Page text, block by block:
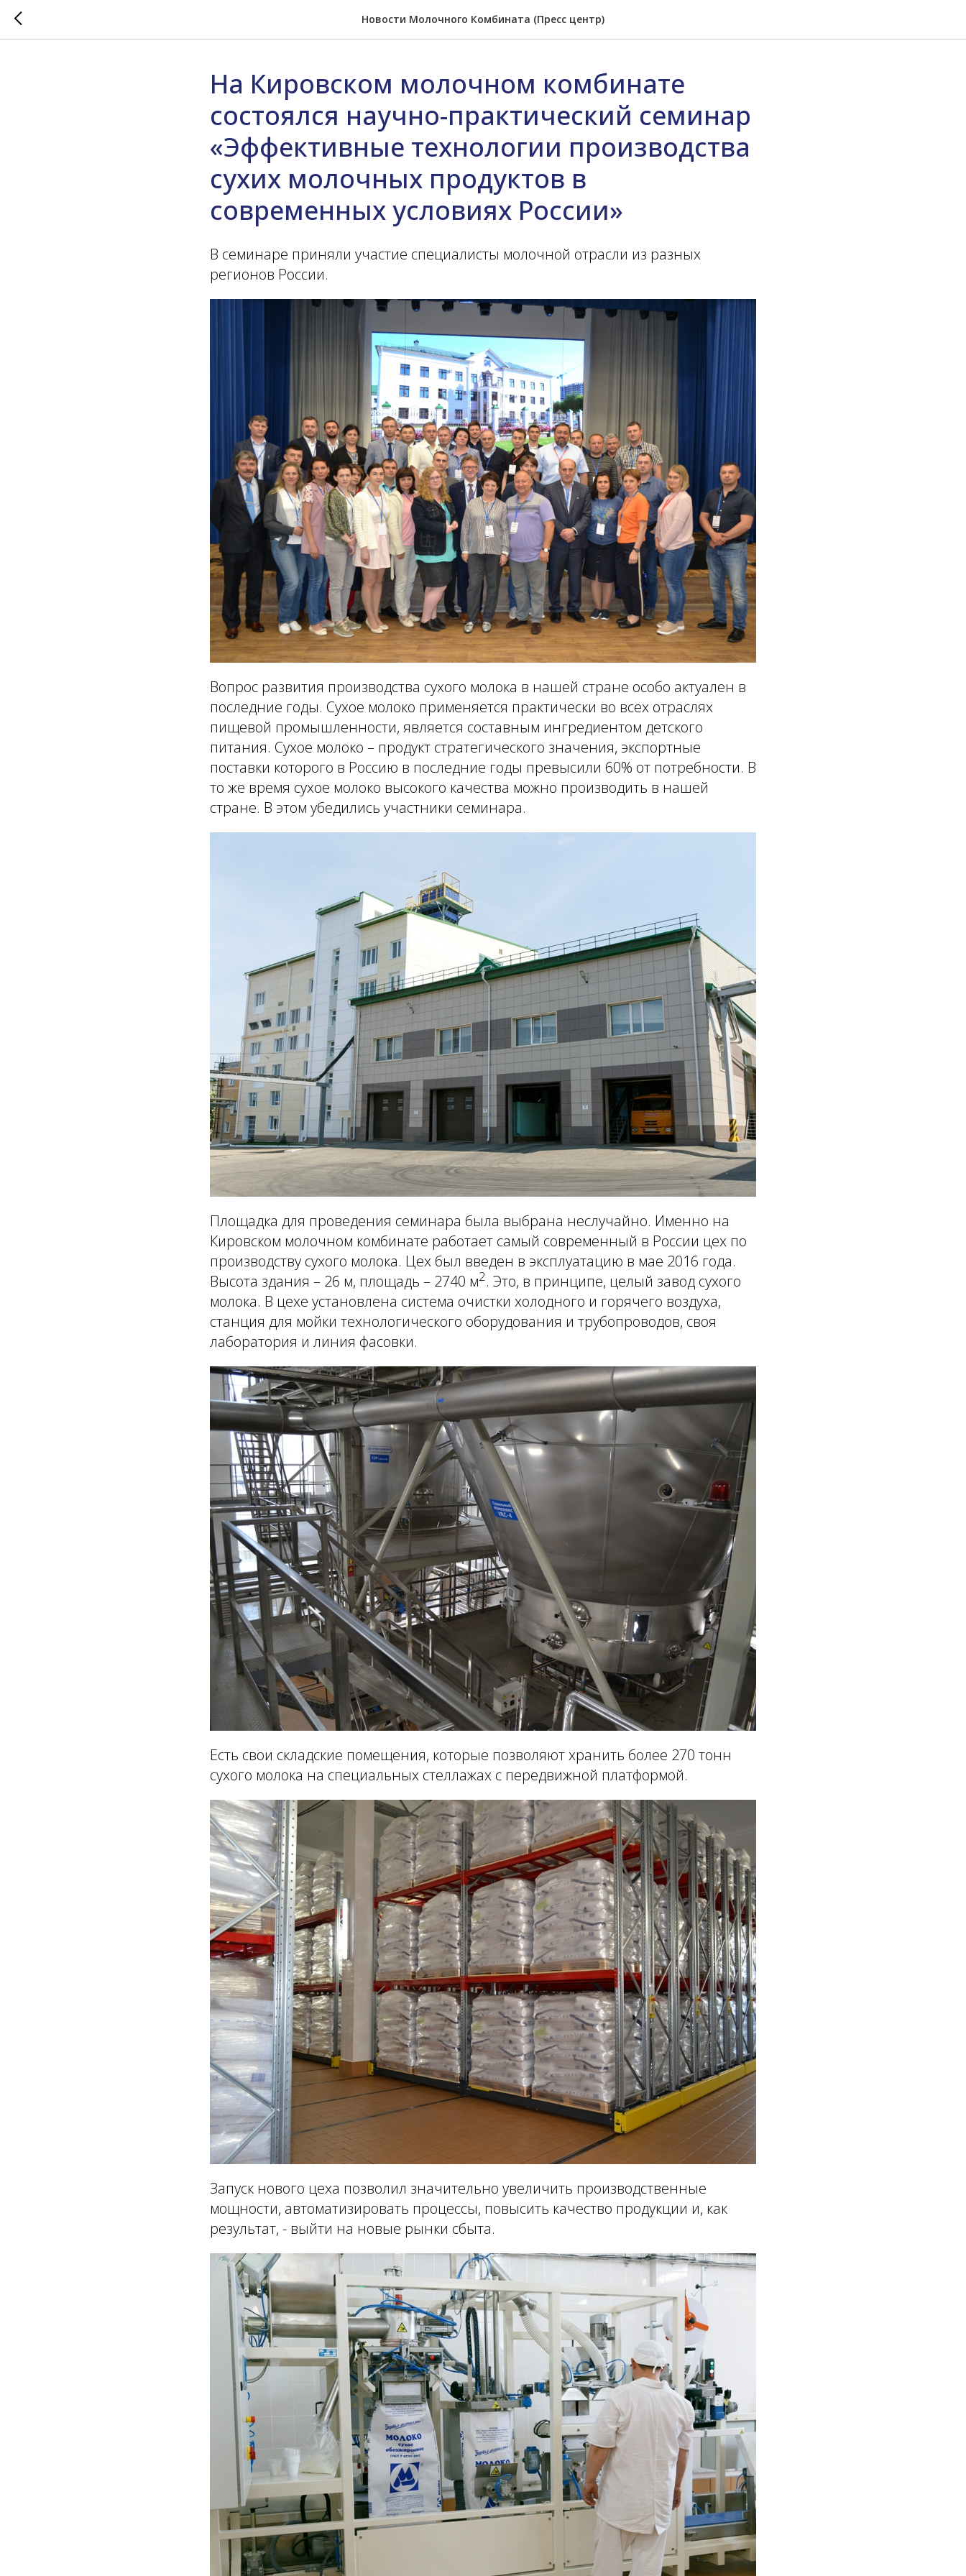
Новости Молочного Комбината (Пресс центр)
На Кировском молочном комбинате
состоялся научно-практический семинар
«Эффективные технологии производства
сухих молочных продуктов в
современных условиях России»
В семинаре приняли участие специалисты молочной отрасли из разных
регионов России.
Вопрос развития производства сухого молока в нашей стране особо актуален в
последние годы. Сухое молоко применяется практически во всех отраслях
пищевой промышленности, является составным ингредиентом детского
питания. Сухое молоко – продукт стратегического значения, экспортные
поставки которого в Россию в последние годы превысили 60% от потребности. В
то же время сухое молоко высокого качества можно производить в нашей
стране. В этом убедились участники семинара.
Площадка для проведения семинара была выбрана неслучайно. Именно на
Кировском молочном комбинате работает самый современный в России цех по
производству сухого молока. Цех был введен в эксплуатацию в мае 2016 года.
Высота здания – 26 м, площадь – 2740 м2. Это, в принципе, целый завод сухого
молока. В цехе установлена система очистки холодного и горячего воздуха,
станция для мойки технологического оборудования и трубопроводов, своя
лаборатория и линия фасовки.
Есть свои складские помещения, которые позволяют хранить более 270 тонн
сухого молока на специальных стеллажах с передвижной платформой.
Запуск нового цеха позволил значительно увеличить производственные
мощности, автоматизировать процессы, повысить качество продукции и, как
результат, - выйти на новые рынки сбыта.